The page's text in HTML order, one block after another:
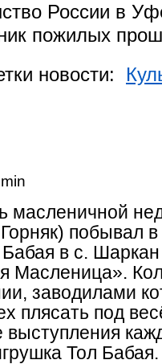
России в
пожилых
новости:
масленичной
побывал
в с.
Масленица».
заводилами
плясать под
выступления
Тол Бабая.